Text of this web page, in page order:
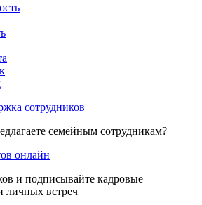
сотрудников
семейным сотрудникам?
онлайн
и подписывайте кадровые
личных встреч